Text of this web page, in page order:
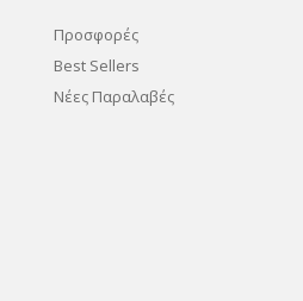
Προσφορές
Best Sellers
Νέες Παραλαβές